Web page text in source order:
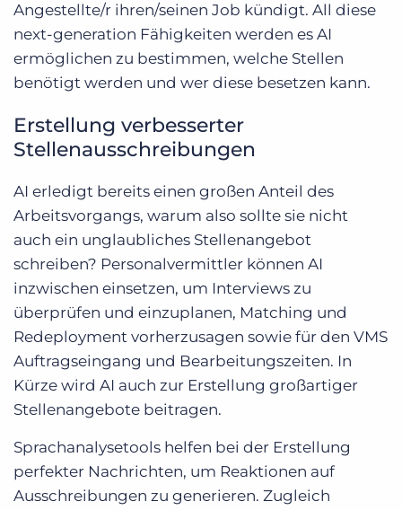
Angestellte/r ihren/seinen Job kündigt. All diese
next-generation Fähigkeiten werden es AI
ermöglichen zu bestimmen, welche Stellen
benötigt werden und wer diese besetzen kann.
Erstellung verbesserter
Stellenausschreibungen
AI erledigt bereits einen großen Anteil des
Arbeitsvorgangs, warum also sollte sie nicht
auch ein unglaubliches Stellenangebot
schreiben? Personalvermittler können AI
inzwischen einsetzen, um Interviews zu
überprüfen und einzuplanen, Matching und
Redeployment vorherzusagen sowie für den VMS
Auftragseingang und Bearbeitungszeiten. In
Kürze wird AI auch zur Erstellung großartiger
Stellenangebote beitragen.
Sprachanalysetools helfen bei der Erstellung
perfekter Nachrichten, um Reaktionen auf
Ausschreibungen zu generieren. Zugleich